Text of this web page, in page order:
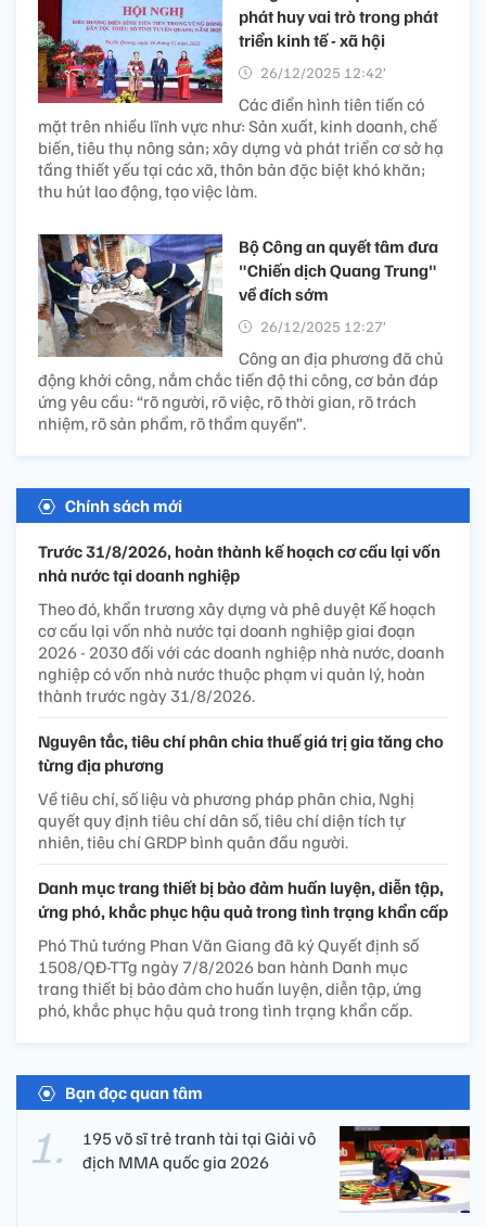
phát huy vai trò trong phát
triển kinh tế - xã hội
26/12/2025 12:42’
Các điển hình tiên tiến có
mặt trên nhiều lĩnh vực như: Sản xuất, kinh doanh, chế
biến, tiêu thụ nông sản; xây dựng và phát triển cơ sở hạ
tầng thiết yếu tại các xã, thôn bản đặc biệt khó khăn;
thu hút lao động, tạo việc làm.
Bộ Công an quyết tâm đưa
"Chiến dịch Quang Trung"
về đích sớm
26/12/2025 12:27’
Công an địa phương đã chủ
động khởi công, nắm chắc tiến độ thi công, cơ bản đáp
ứng yêu cầu: “rõ người, rõ việc, rõ thời gian, rõ trách
nhiệm, rõ sản phẩm, rõ thẩm quyền”.
Chính sách mới
Trước 31/8/2026, hoàn thành kế hoạch cơ cấu lại vốn
nhà nước tại doanh nghiệp
Theo đó, khẩn trương xây dựng và phê duyệt Kế hoạch
cơ cấu lại vốn nhà nước tại doanh nghiệp giai đoạn
2026 - 2030 đối với các doanh nghiệp nhà nước, doanh
nghiệp có vốn nhà nước thuộc phạm vi quản lý, hoàn
thành trước ngày 31/8/2026.
Nguyên tắc, tiêu chí phân chia thuế giá trị gia tăng cho
từng địa phương
Về tiêu chí, số liệu và phương pháp phân chia, Nghị
quyết quy định tiêu chí dân số, tiêu chí diện tích tự
nhiên, tiêu chí GRDP bình quân đầu người.
Danh mục trang thiết bị bảo đảm huấn luyện, diễn tập,
ứng phó, khắc phục hậu quả trong tình trạng khẩn cấp
Phó Thủ tướng Phan Văn Giang đã ký Quyết định số
1508/QĐ-TTg ngày 7/8/2026 ban hành Danh mục
trang thiết bị bảo đảm cho huấn luyện, diễn tập, ứng
phó, khắc phục hậu quả trong tình trạng khẩn cấp.
Bạn đọc quan tâm
195 võ sĩ trẻ tranh tài tại Giải vô
địch MMA quốc gia 2026